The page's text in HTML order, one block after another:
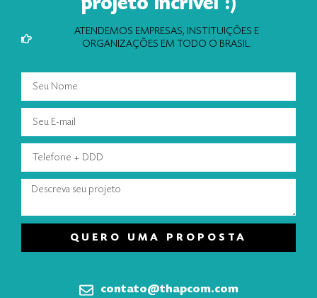
projeto incrível :)
ATENDEMOS EMPRESAS, INSTITUIÇÕES E
ORGANIZAÇÕES EM TODO O BRASIL.
QUERO UMA PROPOSTA
contato@thapcom.com